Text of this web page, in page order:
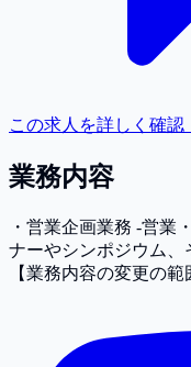
この求人を詳しく確認
業務内容
・営業企画業務 -営業
ナーやシンポジウム、
【業務内容の変更の範